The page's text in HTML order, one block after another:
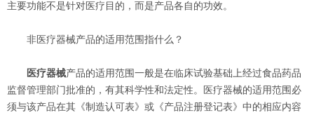
主要功能不是针对医疗目的，而是产品各自的功效。
非医疗器械产品的适用范围指什么？
医疗器械产品的适用范围一般是在临床试验基础上经过食品药品
监督管理部门批准的，有其科学性和法定性。医疗器械的适用范围必
须与该产品在其《制造认可表》或《产品注册登记表》中的相应内容